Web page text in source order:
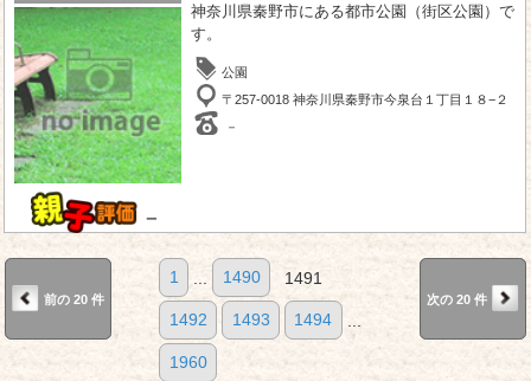
－
神奈川県秦野市にある都市公園（街区公園）で
す。
公園
〒257-0018 神奈川県秦野市今泉台１丁目１８−２
－
前の 20 件
1 1490 1491
1492 1493 1494
1960
次の 20 件